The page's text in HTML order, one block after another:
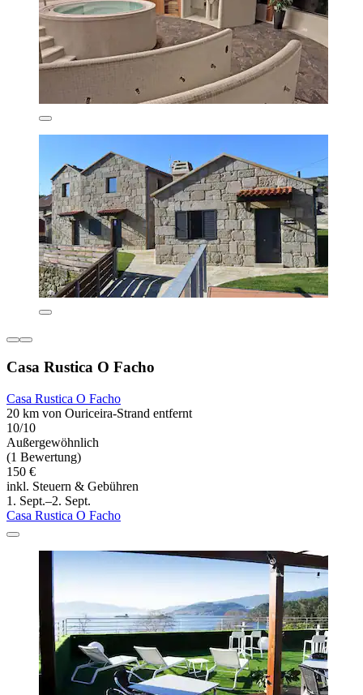
Casa Rustica O Facho
Casa Rustica O Facho
20 km von Ouriceira-Strand entfernt
10/10
Außergewöhnlich
(1 Bewertung)
150 €
inkl. Steuern & Gebühren
1. Sept.–2. Sept.
Casa Rustica O Facho